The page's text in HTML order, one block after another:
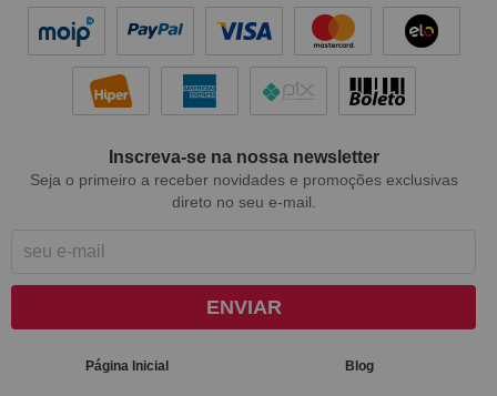
Inscreva-se na nossa newsletter
Seja o primeiro a receber novidades e promoções exclusivas
direto no seu e-mail.
ENVIAR
Página Inicial Blog